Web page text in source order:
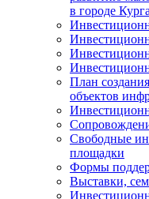
в городе
План
объектов
Свободные
площадки
Формы
Выставки,